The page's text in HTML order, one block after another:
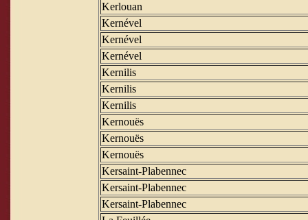
Kerlouan
Kernével
Kernével
Kernével
Kernilis
Kernilis
Kernilis
Kernouës
Kernouës
Kernouës
Kersaint-Plabennec
Kersaint-Plabennec
Kersaint-Plabennec